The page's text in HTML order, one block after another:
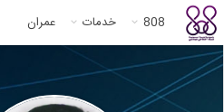
808 خدمات عمران